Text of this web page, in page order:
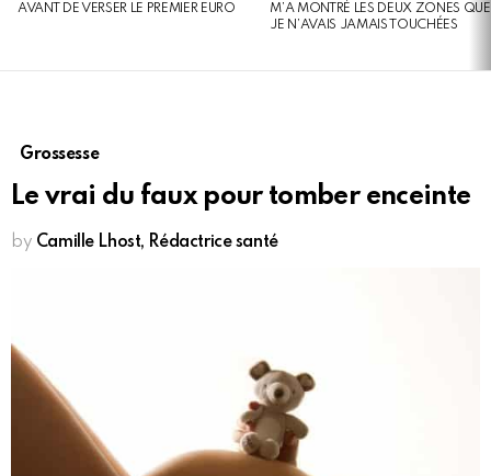
AVANT DE VERSER LE PREMIER EURO
M’A MONTRÉ LES DEUX ZONES QUE
JE N’AVAIS JAMAIS TOUCHÉES
Grossesse
Le vrai du faux pour tomber enceinte
by Camille Lhost, Rédactrice santé